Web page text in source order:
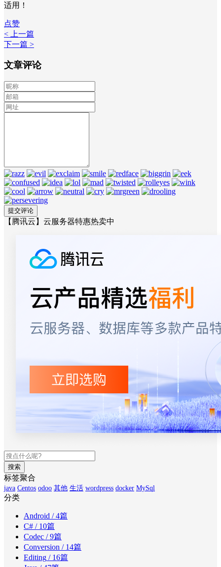
适用！
点赞
< 上一篇
下一篇 >
文章评论
【腾讯云】云服务器特惠热卖中
搜索
标签聚合
java Centos odoo 其他 生活 wordpress docker MySql
分类
Android / 4篇
C# / 10篇
Codec / 9篇
Conversion / 14篇
Editing / 16篇